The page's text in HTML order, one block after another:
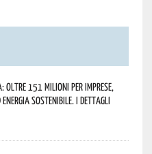
oltre 151 milioni per imprese,
sostenibile. I dettagli